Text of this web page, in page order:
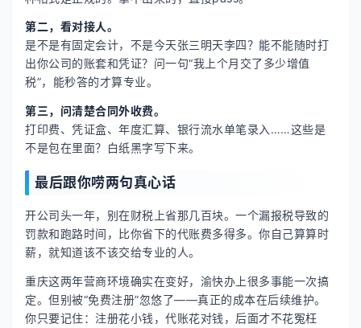
第二，看对接人。
是不是有固定会计，不是今天张三明天李四？能不能随时打
出你公司的账套和凭证？问一句“我上个月交了多少增值
税”，能秒答的才算专业。
第三，问清楚合同外收费。
打印费、凭证盒、年度汇算、银行流水单笔录入……这些是
不是包在里面？白纸黑字写下来。
最后跟你唠两句真心话
开公司头一年，别在财税上省那几百块。一个漏报税导致的
罚款和跑路时间，比你省下的代账费多得多。你自己算算时
薪，就知道该不该交给专业的人。
重庆这两年营商环境确实在变好，渝快办上很多事能一次搞
定。但别被“免费注册”忽悠了——真正的成本在后续维护。
你只要记住：注册花小钱，代账花对钱，后面才不花冤枉